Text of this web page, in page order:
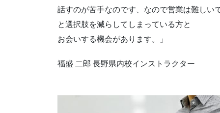
話すのが苦手なのです、なので営業は難しい
と選択肢を減らしてしまっている方と
お会いする機会があります。」
福盛 二郎 長野県内校インストラクター